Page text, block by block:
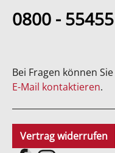
0800 -
Bei Fragen können
E-Mail kontaktieren.
Vertrag widerrufen